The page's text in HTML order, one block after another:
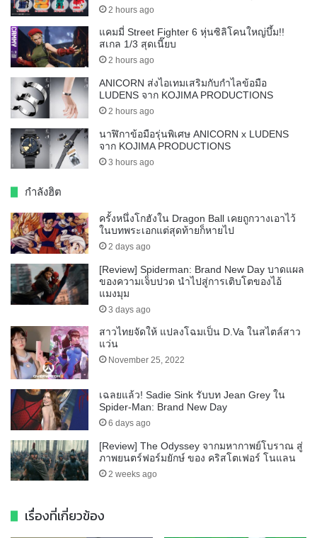
2 hours ago
แคมมี่ Street Fighter 6 หุ่นซิลิโคนใหญ่บึ้ม!!
สเกล 1/3 สุดเนี๊ยบ
2 hours ago
ANICORN ส่งไอเทมเสริมกับกำไลข้อมือ
LUDENS จาก KOJIMA PRODUCTIONS
2 hours ago
นาฬิกาข้อมือรุ่นพิเศษ ANICORN x LUDENS
จาก KOJIMA PRODUCTIONS
3 hours ago
กำลังฮิต
ครั้งหนึ่งโกฮังใน Dragon Ball เคยถูกวางเอาไว้
ในบทพระเอกแต่สุดท้ายก็หายไป
2 days ago
[Review] Spiderman: Brand New Day บาดแผล
ของความเจ็บปวด นำไปสู่การเติบโตของไอ้
แมงมุม
3 days ago
สาวไทยจัดให้ แปลงโฉมเป็น D.Va ในสไตล์สาว
แว่น
November 25, 2022
เฉลยแล้ว! Sadie Sink รับบท Jean Grey ใน
Spider-Man: Brand New Day
6 days ago
[Review] The Odyssey จากมหากาพย์โบราณ สู่
ภาพยนตร์ฟอร์มยักษ์ ของ คริสโตเฟอร์ โนแลน
2 weeks ago
เรื่องที่เกี่ยวข้อง